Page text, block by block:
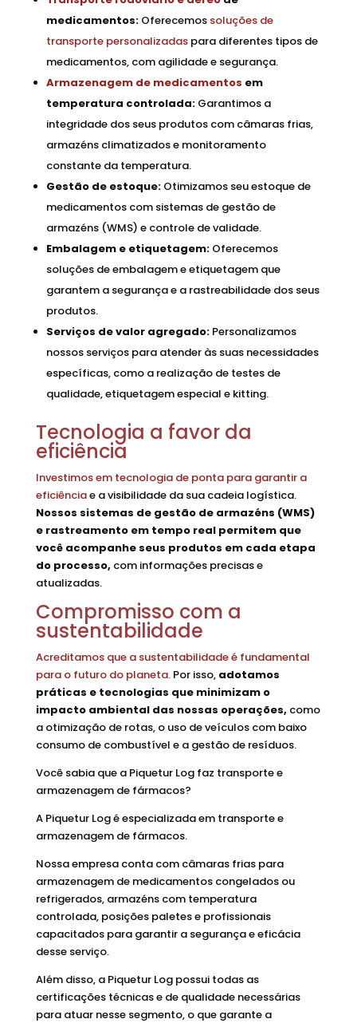
medicamentos: Oferecemos soluções de
transporte personalizadaspara diferentes tipos de
medicamentos, com agilidade e segurança.
Armazenagem de medicamentos em
temperatura controlada:Garantimos a
integridade dos seus produtos com câmaras frias,
armazéns climatizados e monitoramento
constante da temperatura.
Gestão de estoque:Otimizamos seu estoque de
medicamentos com sistemas de gestão de
armazéns (WMS) e controle de validade.
Embalagem e etiquetagem:Oferecemos
soluções de embalagem e etiquetagem que
garantem a segurança e a rastreabilidade dos seus
produtos.
Serviços de valor agregado:Personalizamos
nossos serviços para atender às suas necessidades
específicas, como a realização de testes de
qualidade, etiquetagem especial e kitting.
Tecnologia a favor da
eficiência
Investimos em tecnologia de ponta para garantir a
eficiênciae a visibilidade da sua cadeia logística.
Nossos sistemas de gestão de armazéns (WMS)
e rastreamento em tempo real permitem que
você acompanhe seus produtos em cada etapa
do processo, com informações precisas e
atualizadas.
Compromisso com a
sustentabilidade
Acreditamos que a sustentabilidade é fundamental
para o futuro do planeta.Por isso, adotamos
práticas e tecnologias que minimizam o
impacto ambiental das nossas operações, como
a otimização de rotas, o uso de veículos com baixo
consumo de combustível e a gestão de resíduos.
Você sabia que a Piquetur Log faz transporte e
armazenagem de fármacos?
A Piquetur Log é especializada em transporte e
armazenagem de fármacos.
Nossa empresa conta com câmaras frias para
armazenagem de medicamentos congelados ou
refrigerados, armazéns com temperatura
controlada, posições paletes e profissionais
capacitados para garantir a segurança e eficácia
desse serviço.
Além disso, a Piquetur Log possui todas as
certificações técnicas e de qualidade necessárias
para atuar nesse segmento, o que garante a